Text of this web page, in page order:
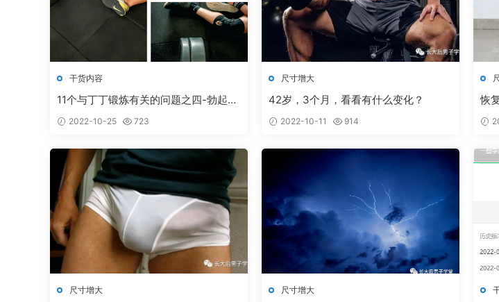
干货内容
11个与丁丁锻炼有关的问题之四-勃起困
2022-10-25 723
尺寸增大
42岁，3个月，看看有什么变化？
2022-10-11 914
恢
尺寸增大 尺寸增大